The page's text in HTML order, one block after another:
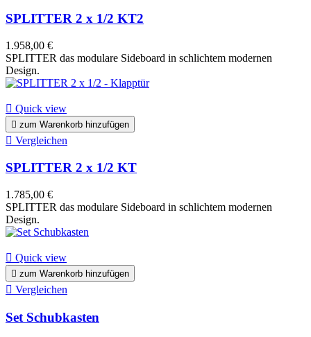
SPLITTER 2 x 1/2 KT2
1.958,00 €
SPLITTER das modulare Sideboard in schlichtem modernen
Design.
 Quick view
 zum Warenkorb hinzufügen
 Vergleichen
SPLITTER 2 x 1/2 KT
1.785,00 €
SPLITTER das modulare Sideboard in schlichtem modernen
Design.
 Quick view
 zum Warenkorb hinzufügen
 Vergleichen
Set Schubkasten